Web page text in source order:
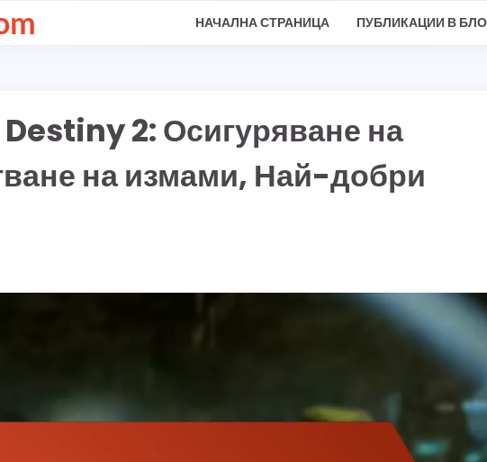
НАЧАЛНА СТРАНИЦА ПУБЛИКАЦИИ В
2: Осигуряване на
на измами, Най-добри